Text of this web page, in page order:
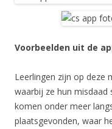
Voorbeelden uit de
Leerlingen zijn op deze
waarbij ze hun
komen onder meer
plaatsgevonden, waar